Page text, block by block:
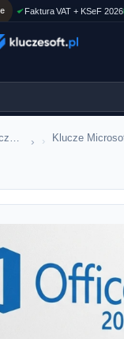
Faktura VAT + KSeF 2026
Klucze Microsoft Office ›